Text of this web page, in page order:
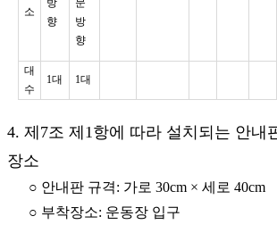
소
방
향
문
방
향
대
수
1대 1대
4. 제7조 제1항에 따라 설치되는 안내
장소
○ 안내판 규격: 가로 30cm × 세로 40cm
○ 부착장소: 운동장 입구